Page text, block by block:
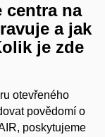
centra na
a jak
je zde
otevřeného
povědomí o
poskytujeme